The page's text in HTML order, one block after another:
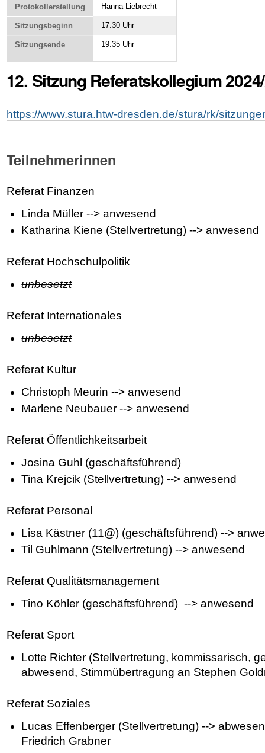
Protokollerstellung Hanna Liebrecht
Sitzungsbeginn 17:30 Uhr
Sitzungsende 19:35 Uhr
12. Sitzung Referatskollegium
https://www.stura.htw-dresden.de/stura/rk/
Teilnehmerinnen
Referat Finanzen
Linda Müller --> anwesend
Katharina Kiene (Stellvertretung) --> anwesend
Referat Hochschulpolitik
unbesetzt
Referat Internationales
unbesetzt
Referat Kultur
Christoph Meurin --> anwesend
Marlene Neubauer --> anwesend
Referat Öffentlichkeitsarbeit
Josina Guhl (geschäftsführend)
Tina Krejcik (Stellvertretung) --> anwesend
Referat Personal
Lisa Kästner (11@) (geschäftsführend) -->
Til Guhlmann (Stellvertretung) --> anwesend
Referat Qualitätsmanagement
Tino Köhler (geschäftsführend) --> anwesend
Referat Sport
Lotte Richter (Stellvertretung, kommissarisch,
abwesend, Stimmübertragung an Stephen
Referat Soziales
Lucas Effenberger (Stellvertretung) -->
Friedrich Grabner